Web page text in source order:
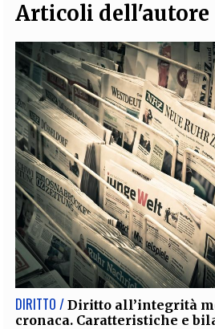
Articoli dell'autore
DIRITTO / Diritto all’integrità
cronaca. Caratteristiche e